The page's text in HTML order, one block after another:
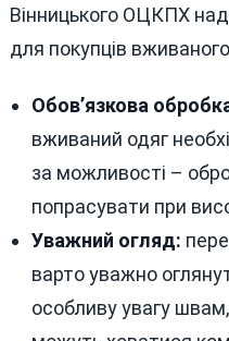
Вінницького ОЦКПХ
для покупців
Обов’язкова
вживаний одяг
за можливості –
попрасувати при
Уважний огляд:
варто уважно
особливу увагу